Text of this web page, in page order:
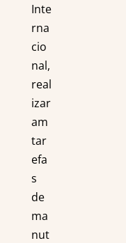
Inte
rna
cio
nal,
real
izar
am
tar
efa
s
de
ma
nut